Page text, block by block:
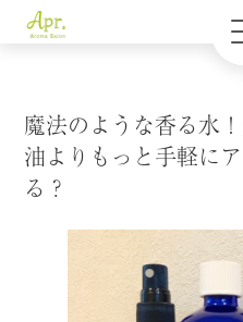
魔法のような香る水
油よりもっと手軽に
る？